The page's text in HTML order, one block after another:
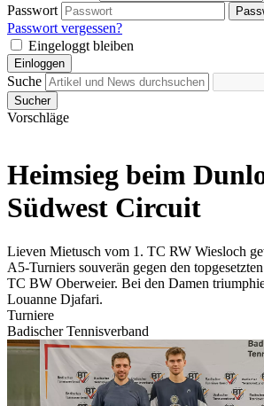
Passwort
Passwort vergessen?
Eingeloggt bleiben
Einloggen
Suche
Sucher
Vorschläge
Heimsieg beim
Südwest Circuit
Lieven Mietusch vom 1. TC RW Wiesloch
A5-Turniers souverän gegen den
TC BW Oberweier. Bei den Damen
Louanne Djafari.
Turniere
Badischer Tennisverband